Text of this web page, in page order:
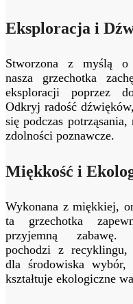
Eksploracja i
Stworzona z myślą o
nasza grzechotka
eksploracji poprzez
Odkryj radość
się podczas
zdolności poznawcze.
Miękkość i
Wykonana z miękkiej,
ta grzechotka
przyjemną zabawę.
pochodzi z recyklingu,
dla środowiska wybór,
kształtuje ekologiczne